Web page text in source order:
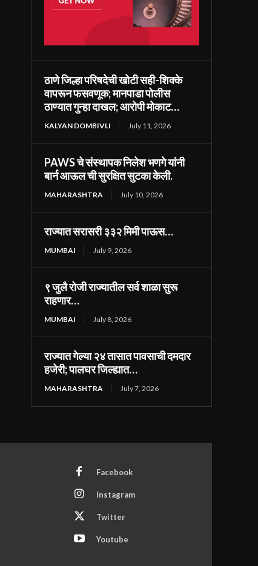
ठाणे जिल्हा परिषदेची खोटी सही-शिक्के
वापरून फसवणूक; मानपाडा पोलीस
ठाण्यात गुन्हा दाखल; आरोपी मोकाट…
KALYAN DOMBIVLI July 11, 2026
PAWS चे संस्थापक निलेश भणगे यांनी
बार्न आऊल ची सुरक्षित सुटका केली.
MAHARASHTRA July 10, 2026
राज्यात सरासरी ३३२ मिमी पाऊस…
MUMBAI July 9, 2026
९ जुलै रोजी राज्यातील सर्व शाळा सुरू
राहणार…
MUMBAI July 8, 2026
राज्यात गेल्या २४ तासात पावसाची दमदार
हजेरी; पालघर जिल्ह्यात…
MAHARASHTRA July 7, 2026
Facebook
Instagram
Twitter
Youtube